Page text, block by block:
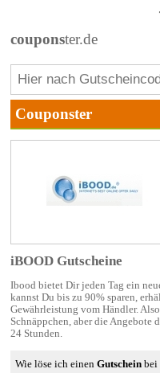
couponster.de
iBOOD Gutscheine
Ibood bietet Dir jeden Tag ein
kannst Du bis zu 90% sparen,
Gewährleistung vom Händler.
Schnäppchen, aber die Angebote
24 Stunden.
Wie löse ich einenGutschein bei